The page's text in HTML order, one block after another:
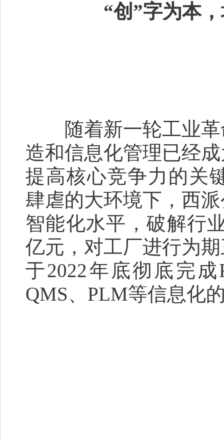
“创”字为本
随着新一轮工业革
造和信息化管理已经
提高核心竞争力的关
肆虐的大环境下，西
智能化水平，破解行
亿元，对工厂进行为
于2022年底彻底完
QMS、PLM等信息化